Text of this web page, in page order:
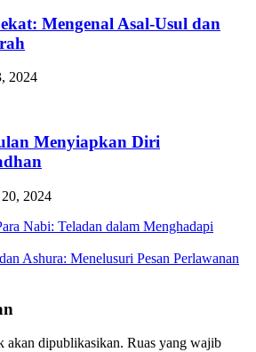
Mengenal Asal-Usul dan
2024
Menyiapkan Diri
2024
Nabi: Teladan dalam Menghadapi
Ashura: Menelusuri Pesan Perlawanan
akan dipublikasikan. Ruas yang wajib